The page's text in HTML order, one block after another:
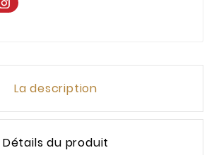
La description
Détails du produit